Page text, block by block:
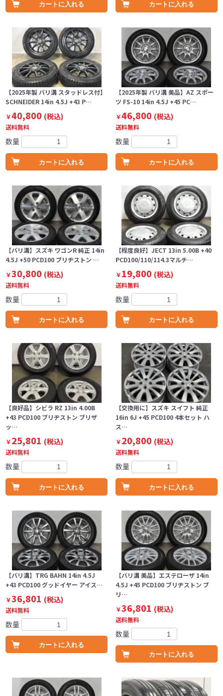
カートに入れる カートに入れる
【2025年製 バリ溝 スタッドレス付】
SCHNEIDER 14in 4.5J +43 P…
￥40,800 (税込)
送料無料
数量
カートに入れる
【2025年製 バリ溝 美品】AZ スポー
ツ FS-10 14in 4.5J +45 PC…
￥46,800 (税込)
送料無料
数量
カートに入れる
【バリ溝】スズキ ワゴンR 純正 14in
4.5J +50 PCD100 ブリヂストン …
￥30,800 (税込)
送料無料
数量
カートに入れる
【程度良好】JECT 13in 5.00B +40
PCD100/110/114.3マルチ…
￥19,800 (税込)
送料無料
数量
カートに入れる
【良好品】シビラ RZ 13in 4.00B
+43 PCD100 ブリヂストン ブリザ
ッ…
￥25,801 (税込)
送料無料
数量
カートに入れる
【交換用に】スズキ スイフト 純正
16in 6J +45 PCD100 4本セット ハ
ス…
￥20,800 (税込)
送料無料
数量
カートに入れる
【バリ溝】TRG BAHN 14in 4.5J
+43 PCD100 グッドイヤー アイス…
￥36,801 (税込)
送料無料
数量
カートに入れる
【バリ溝 美品】エステローザ 14in
4.5J +45 PCD100 ブリヂストン ブ
リ…
￥36,801 (税込)
送料無料
数量
カートに入れる